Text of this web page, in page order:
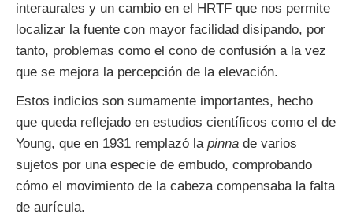
interaurales y un cambio en el HRTF que nos permite
localizar la fuente con mayor facilidad disipando, por
tanto, problemas como el cono de confusión a la vez
que se mejora la percepción de la elevación.
Estos indicios son sumamente importantes, hecho
que queda reflejado en estudios científicos como el de
Young, que en 1931 remplazó la pinna de varios
sujetos por una especie de embudo, comprobando
cómo el movimiento de la cabeza compensaba la falta
de aurícula.